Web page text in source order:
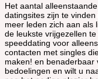
Het aantal
datingsites zijn te
meer leden zich aan als
de leukste vrijgezellen
speeddating voor
contacten met singles
maken! en benaderbaar
bedoelingen en wilt u